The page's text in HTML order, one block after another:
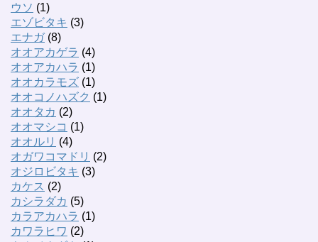
ウソ (1)
エゾビタキ (3)
エナガ(8)
オオアカゲラ (4)
オオアカハラ (1)
オオカラモズ (1)
オオコノハズク (1)
オオタカ (2)
オオマシコ (1)
オオルリ (4)
オガワコマドリ (2)
オジロビタキ (3)
カケス (2)
カシラダカ (5)
カラアカハラ (1)
カワラヒワ (2)